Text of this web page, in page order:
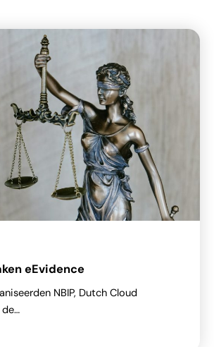
eEvidence
NBIP, Dutch Cloud